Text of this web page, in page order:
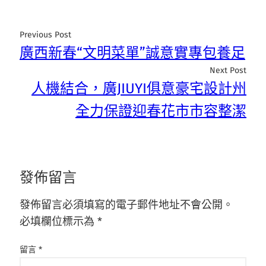
Previous Post
廣西新春“文明菜單”誠意實專包養足
Next Post
人機結合，廣JIUYI俱意豪宅設計州
全力保證迎春花市市容整潔
發佈留言
發佈留言必須填寫的電子郵件地址不會公開。
必填欄位標示為 *
留言 *